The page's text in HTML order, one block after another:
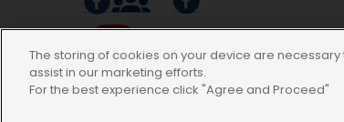
The storing of cookies on your device are
assist in our marketing efforts.
For the best experience click "Agree and Proceed"